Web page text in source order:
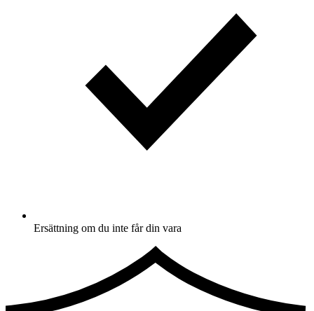
Ersättning om du inte får din vara